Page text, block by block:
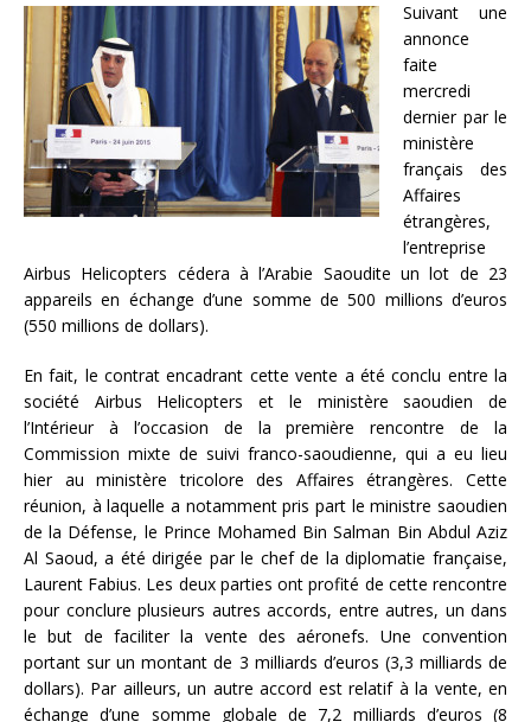
Suivant une
annonce
faite
mercredi
dernier par le
ministère
français des
Affaires
étrangères,
l’entreprise
Airbus Helicopters cédera à l’Arabie Saoudite un lot de 23
appareils en échange d’une somme de 500 millions d’euros
(550 millions de dollars).
En fait, le contrat encadrant cette vente a été conclu entre la
société Airbus Helicopters et le ministère saoudien de
l’Intérieur à l’occasion de la première rencontre de la
Commission mixte de suivi franco-saoudienne, qui a eu lieu
hier au ministère tricolore des Affaires étrangères. Cette
réunion, à laquelle a notamment pris part le ministre saoudien
de la Défense, le Prince Mohamed Bin Salman Bin Abdul Aziz
Al Saoud, a été dirigée par le chef de la diplomatie française,
Laurent Fabius. Les deux parties ont profité de cette rencontre
pour conclure plusieurs autres accords, entre autres, un dans
le but de faciliter la vente des aéronefs. Une convention
portant sur un montant de 3 milliards d’euros (3,3 milliards de
dollars). Par ailleurs, un autre accord est relatif à la vente, en
échange d’une somme globale de 7,2 milliards d’euros (8